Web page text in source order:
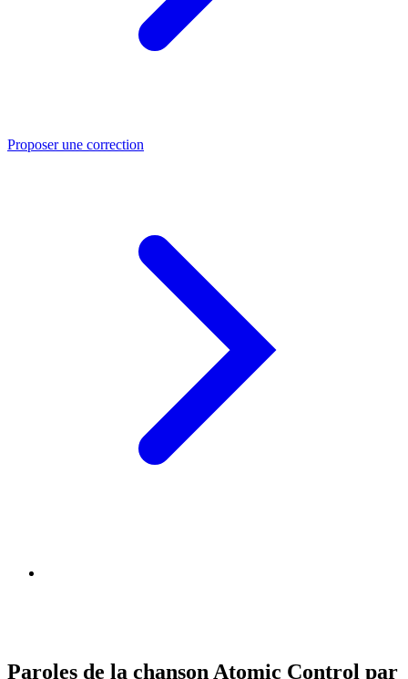
Proposer une correction
Paroles de la chanson Atomic Control par